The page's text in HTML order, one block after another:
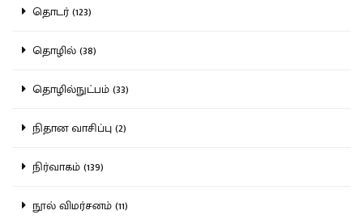
தொடர் (123)
தொழில் (38)
தொழில்நுட்பம் (33)
நிதான வாசிப்பு (2)
நிர்வாகம் (139)
நூல் விமர்சனம் (11)